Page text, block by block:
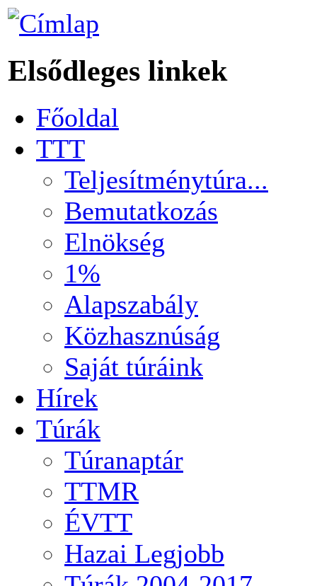
Elsődleges linkek
Főoldal
TTT
Teljesítménytúra...
Bemutatkozás
Elnökség
1%
Alapszabály
Közhasznúság
Saját túráink
Hírek
Túrák
Túranaptár
TTMR
ÉVTT
Hazai Legjobb